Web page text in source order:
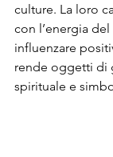
culture. La loro
con l’energia
influenzare
rende oggetti di
spirituale e